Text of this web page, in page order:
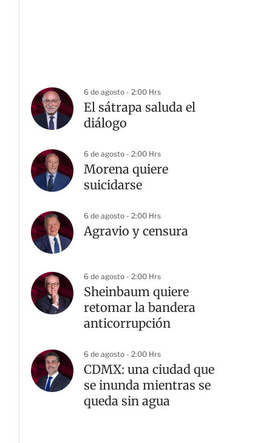
6 de agosto - 2:00 Hrs
El sátrapa saluda el
diálogo
6 de agosto - 2:00 Hrs
Morena quiere
suicidarse
6 de agosto - 2:00 Hrs
Agravio y censura
6 de agosto - 2:00 Hrs
Sheinbaum quiere
retomar la bandera
anticorrupción
6 de agosto - 2:00 Hrs
CDMX: una ciudad que
se inunda mientras se
queda sin agua